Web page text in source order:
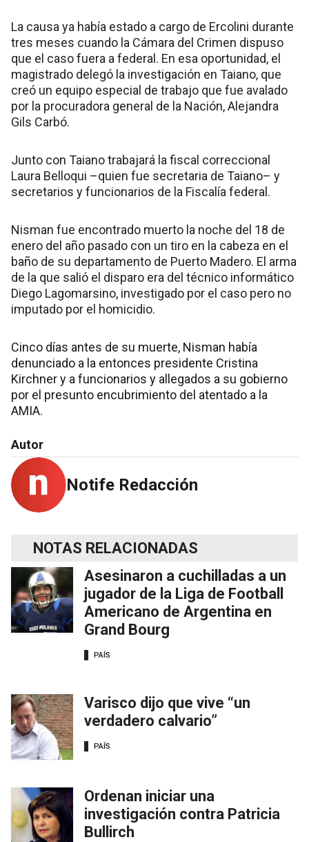
La causa ya había estado a cargo de Ercolini durante
tres meses cuando la Cámara del Crimen dispuso
que el caso fuera a federal. En esa oportunidad, el
magistrado delegó la investigación en Taiano, que
creó un equipo especial de trabajo que fue avalado
por la procuradora general de la Nación, Alejandra
Gils Carbó.
Junto con Taiano trabajará la fiscal correccional
Laura Belloqui –quien fue secretaria de Taiano– y
secretarios y funcionarios de la Fiscalía federal.
Nisman fue encontrado muerto la noche del 18 de
enero del año pasado con un tiro en la cabeza en el
baño de su departamento de Puerto Madero. El arma
de la que salió el disparo era del técnico informático
Diego Lagomarsino, investigado por el caso pero no
imputado por el homicidio.
Cinco días antes de su muerte, Nisman había
denunciado a la entonces presidente Cristina
Kirchner y a funcionarios y allegados a su gobierno
por el presunto encubrimiento del atentado a la
AMIA.
Autor
Notife Redacción
NOTAS RELACIONADAS
Asesinaron a cuchilladas a un
jugador de la Liga de Football
Americano de Argentina en
Grand Bourg
PAÍS
Varisco dijo que vive “un
verdadero calvario”
PAÍS
Ordenan iniciar una
investigación contra Patricia
Bullirch